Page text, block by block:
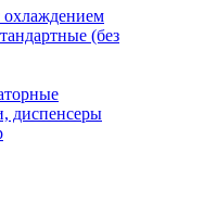
охлаждением
(без
диспенсеры